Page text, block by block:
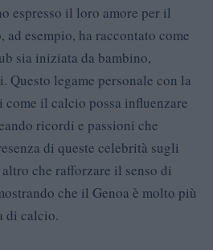
espresso il loro amore per il
esempio, ha raccontato come
sia iniziata da bambino,
Questo legame personale con la
come il calcio possa influenzare
ricordi e passioni che
di queste celebrità sugli
che rafforzare il senso di
che il Genoa è molto più
di calcio.